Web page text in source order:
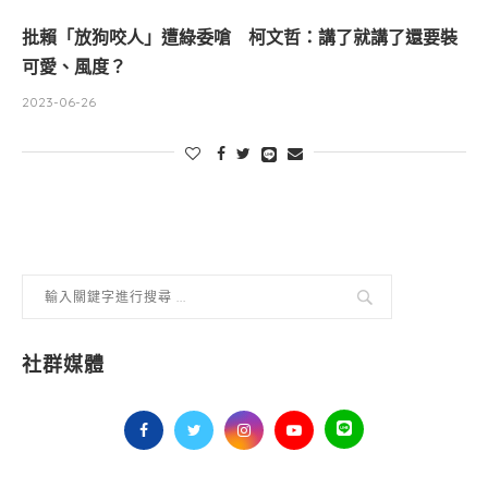
批賴「放狗咬人」遭綠委嗆 柯文哲：講了就講了還要裝
可愛、風度？
2023-06-26
社群媒體